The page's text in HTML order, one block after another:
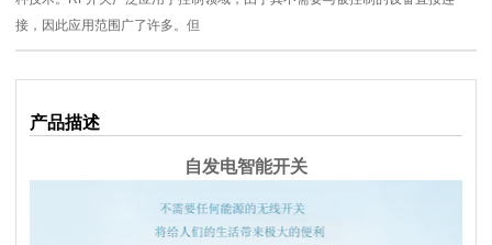
接，因此应用范围广了许多。但
产品描述
自发电智能开关